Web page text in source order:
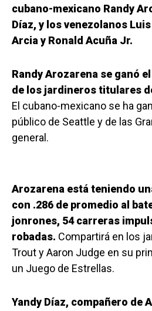
cubano-mexicano Randy
Díaz, y los venezolanos
Arcia y Ronald Acuña Jr.
Randy Arozarena se ganó
de los jardineros titulares
El cubano-mexicano se ha
público de Seattle y de las
general.
Arozarena está teniendo
con .286 de promedio al
jonrones, 54 carreras
robadas. Compartirá en los
Trout y Aaron Judge en su
un Juego de Estrellas.
Yandy Díaz, compañero de